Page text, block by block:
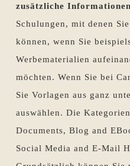
zusätzliche
Schulungen, mit denen
können, wenn Sie
Werbematerialien
möchten. Wenn Sie bei
Sie Vorlagen aus ganz
auswählen. Die
Documents, Blog and
Social Media and E-Mail